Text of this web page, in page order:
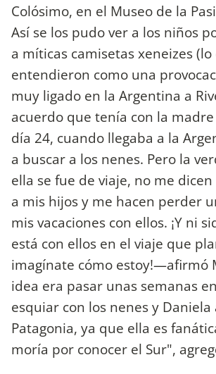
Colósimo, en el Museo de la
Así se los pudo ver a los niños
a míticas camisetas xeneizes
entendieron como una
muy ligado en la Argentina a
acuerdo que tenía con la
día 24, cuando llegaba a la
a buscar a los nenes. Pero la
ella se fue de viaje, no me
a mis hijos y me hacen perder
mis vacaciones con ellos. ¡Y ni
está con ellos en el viaje que
imagínate cómo estoy!—afirmó
idea era pasar unas semanas
esquiar con los nenes y Daniela
Patagonia, ya que ella es
moría por conocer el Sur",